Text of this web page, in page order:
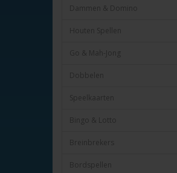
Dammen & Domino
Houten Spellen
Go & Mah-Jong
Dobbelen
Speelkaarten
Bingo & Lotto
Breinbrekers
Bordspellen